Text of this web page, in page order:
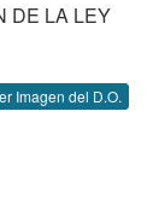
DE LA LEY
Imagen del D.O.